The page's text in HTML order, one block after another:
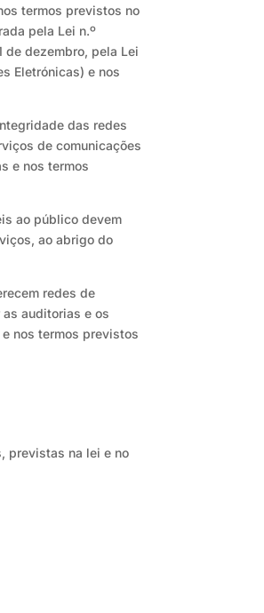
termos previstos no
pela Lei n.º
de dezembro, pela Lei
Eletrónicas) e nos
das redes
de comunicações
e nos termos
ao público devem
ao abrigo do
redes de
auditorias e os
nos termos previstos
previstas na lei e no